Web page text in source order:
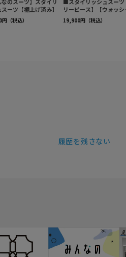
履歴を残さない